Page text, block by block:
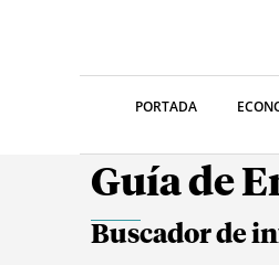
PORTADA
Guía de
Buscador de